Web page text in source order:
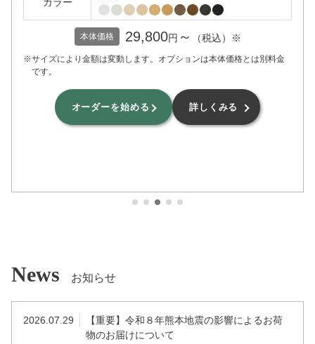
本体価格 29,800円 ～ （税込）※
※サイズにより金額は変動します。オプションは本体価格とは別料金
です。
詳しくみる
オーダーを始める
1 2 3 4 5
News お知らせ
2026.07.29
【重要】令和８年熊本地震の影響によるお荷
物のお届けについて